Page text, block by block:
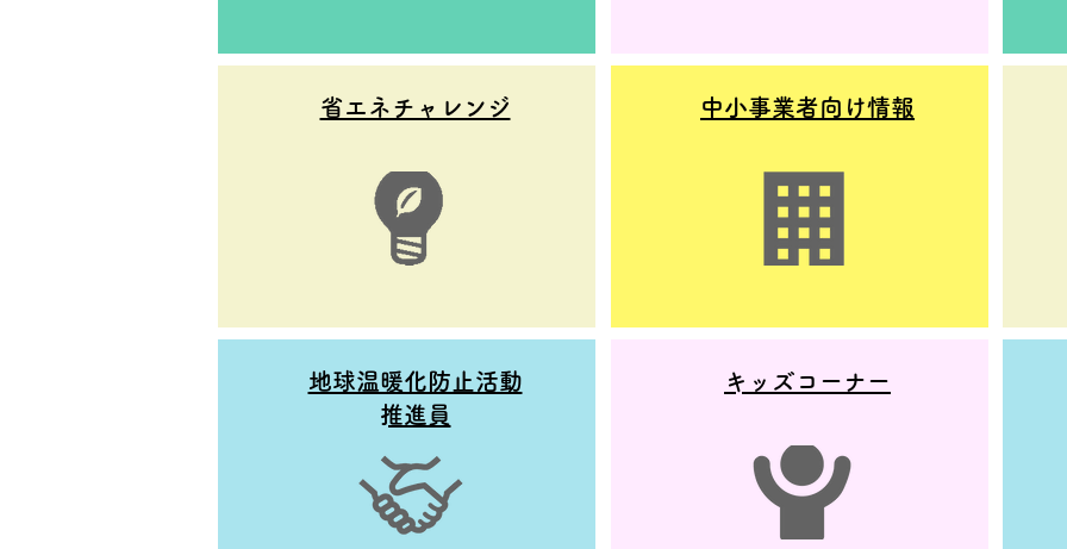
省エネチャレンジ
地球温暖化防止活動
​推進員
中小事業者向け情報
​キッズコーナー